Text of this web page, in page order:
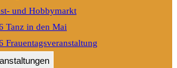
und Hobbymarkt
Tanz in den Mai
Frauentagsveranstaltung